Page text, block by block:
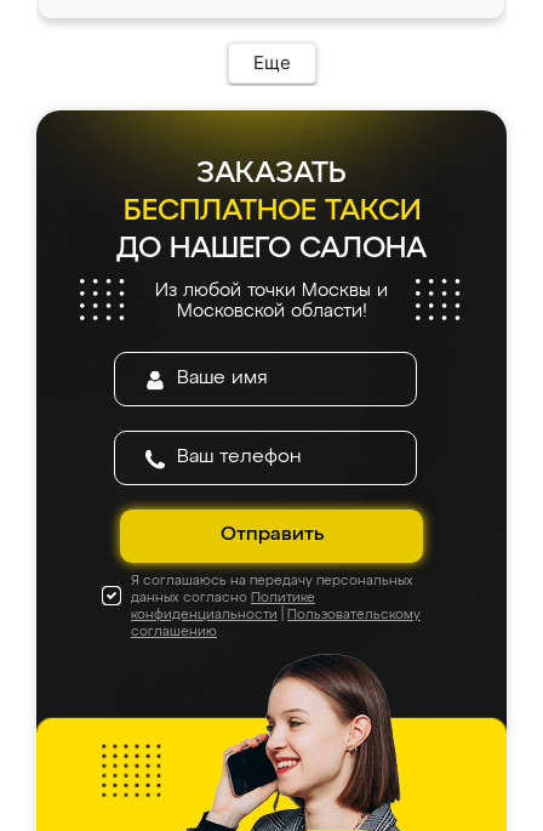
Еще
ЗАКАЗАТЬ
БЕСПЛАТНОЕ ТАКСИ
ДО НАШЕГО САЛОНА
Из любой точки Москвы и
Московской области!
Отправить
Я соглашаюсь на передачу персональных
данных согласно Политике
конфиденциальности
Пользовательскому
соглашению